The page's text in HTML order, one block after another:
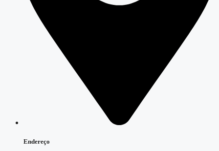
Endereço